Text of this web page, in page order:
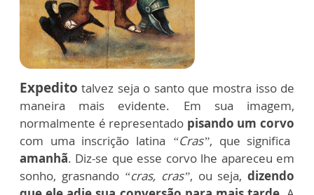
Expedito talvez seja o santo que mostra isso de
maneira mais evidente. Em sua imagem,
normalmente é representado pisando um corvo
com uma inscrição latina “Cras”, que significa
amanhã. Diz-se que esse corvo lhe apareceu em
sonho, grasnando “cras, cras”, ou seja,dizendo